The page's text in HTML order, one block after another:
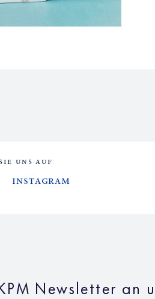
UNS AUF
Instagram
Newsletter an